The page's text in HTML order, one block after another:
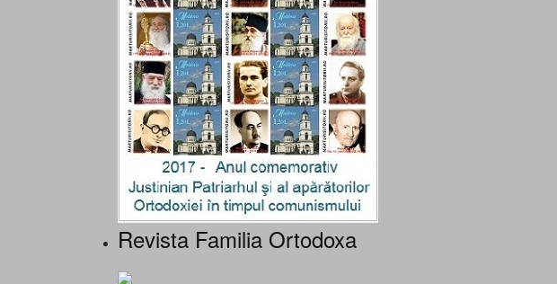
Revista Familia Ortodoxa